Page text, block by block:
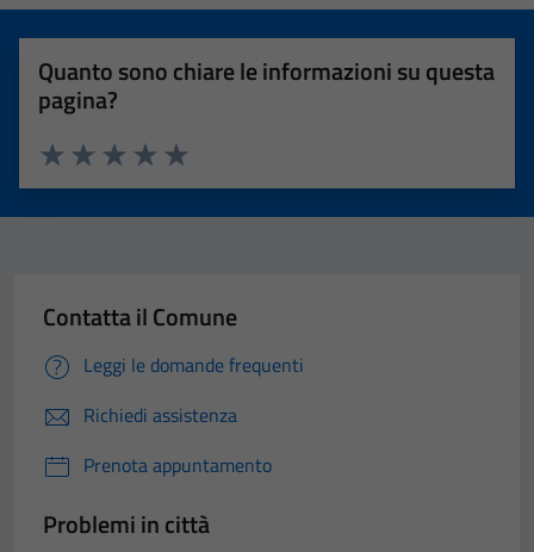
Quanto sono chiare le informazioni su questa
pagina?
Valuta 5 stelle su 5
Valuta 4 stelle su 5
Valuta 3 stelle su 5
Valuta 2 stelle su 5
Valuta 1 stelle su 5
Contatta il Comune
Leggi le domande frequenti
Richiedi assistenza
Prenota appuntamento
Problemi in città